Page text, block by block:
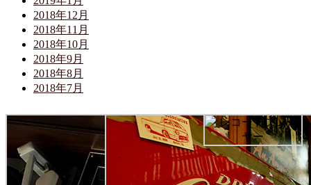
2018年12月
2018年11月
2018年10月
2018年9月
2018年8月
2018年7月